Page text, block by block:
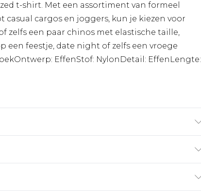
t-shirt. Met een assortiment van formeel
cargos en joggers, kun je kiezen voor
zelfs een paar chinos met elastische taille,
een feestje, date night of zelfs een vroege
EffenStof: NylonDetail: EffenLengte:
€7.99